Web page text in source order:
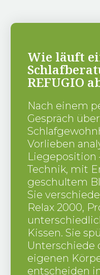
Wie läuft
REFUGIO
Nach einem
Gespräch
Vorlieben
Liegeposition
Technik, mit
geschultem
Sie
Relax 2000,
Kissen. Sie
Unterschiede
eigenen
entscheiden